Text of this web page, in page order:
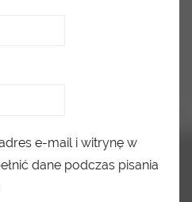
e-mail i witrynę w
dane podczas pisania